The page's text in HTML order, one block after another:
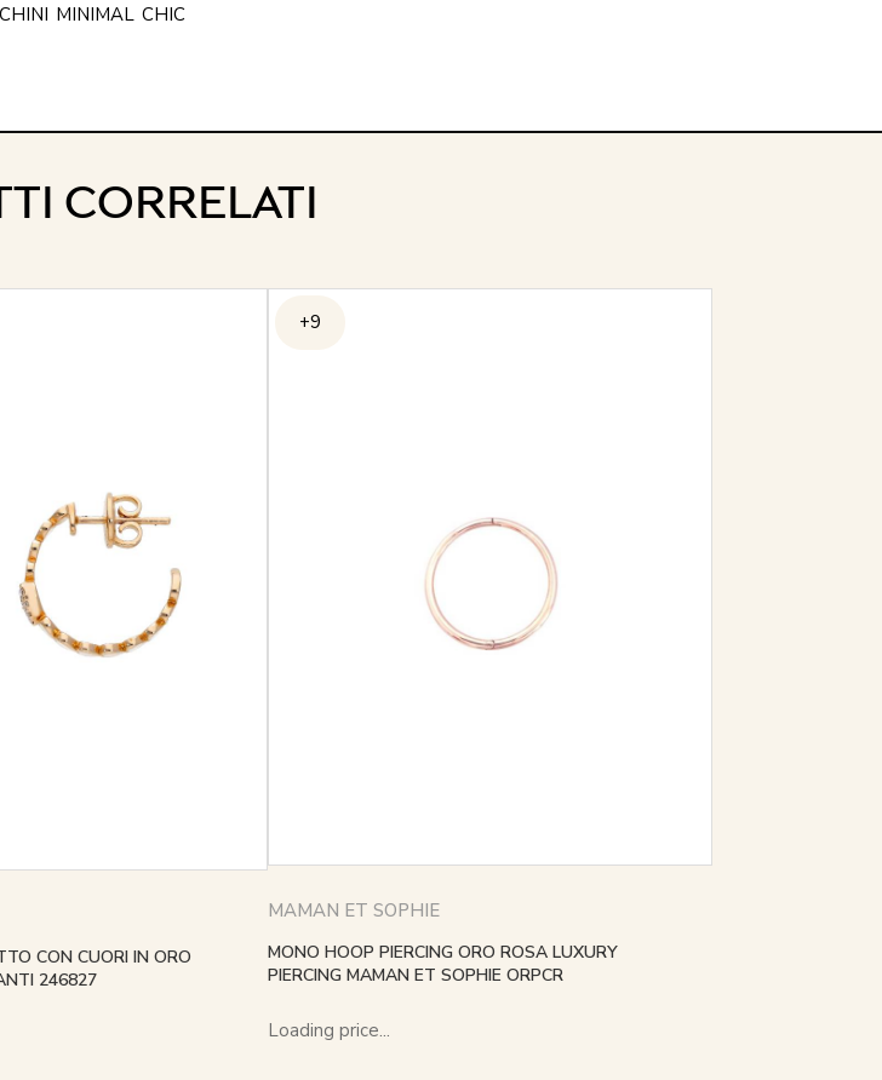
MINIMAL CHIC
CORRELATI
CON CUORI IN ORO
246827
+9
MAMAN ET SOPHIE
MONO HOOP PIERCING ORO ROSA LUXURY
PIERCING MAMAN ET SOPHIE ORPCR
Loading price...